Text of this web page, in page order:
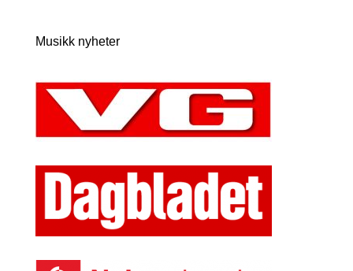
Musikk nyheter